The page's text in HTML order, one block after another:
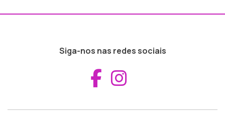
Siga-nos nas redes sociais
Aceder ao